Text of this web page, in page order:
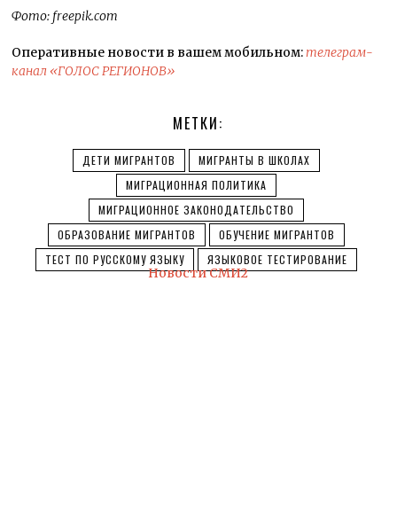
Фото: freepik.com
Оперативные новости в вашем мобильном:телеграм-
канал «ГОЛОС РЕГИОНОВ»
МЕТКИ:
ДЕТИ МИГРАНТОВ
МИГРАНТЫ В ШКОЛАХ
МИГРАЦИОННАЯ ПОЛИТИКА
МИГРАЦИОННОЕ ЗАКОНОДАТЕЛЬСТВО
ОБРАЗОВАНИЕ МИГРАНТОВ
ОБУЧЕНИЕ МИГРАНТОВ
ТЕСТ ПО РУССКОМУ ЯЗЫКУ
ЯЗЫКОВОЕ ТЕСТИРОВАНИЕ
Новости СМИ2